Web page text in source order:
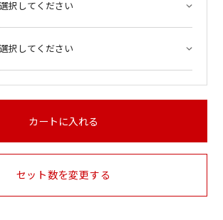
カートに入れる
セット数を変更する